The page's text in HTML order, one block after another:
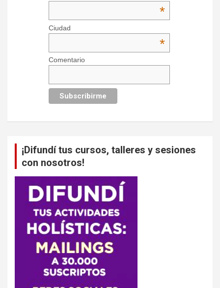
*
Ciudad
*
Comentario
¡Difundí tus cursos, talleres y sesiones
con nosotros!